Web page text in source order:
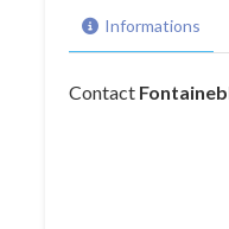
Informations
Contact